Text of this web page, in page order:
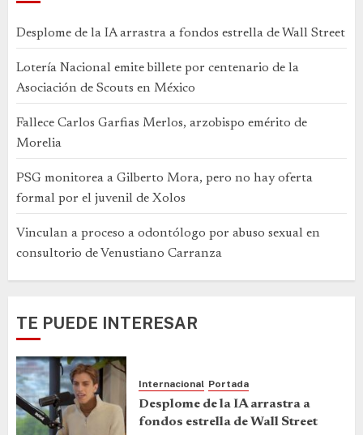
Desplome de la IA arrastra a fondos estrella de Wall Street
Lotería Nacional emite billete por centenario de la
Asociación de Scouts en México
Fallece Carlos Garfias Merlos, arzobispo emérito de
Morelia
PSG monitorea a Gilberto Mora, pero no hay oferta
formal por el juvenil de Xolos
Vinculan a proceso a odontólogo por abuso sexual en
consultorio de Venustiano Carranza
TE PUEDE INTERESAR
Internacional Portada
Desplome de la IA arrastra a
fondos estrella de Wall Street